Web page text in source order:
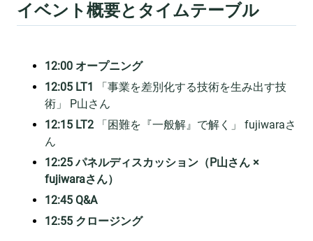
イベント概要とタイムテーブル
12:00 オープニング
12:05 LT1
「事業を差別化する技術を生み出す技
術」 P山さん
12:15 LT2 「困難を『一般解』で解く」 fujiwaraさ
ん
12:25 パネルディスカッション（P山さん ×
fujiwaraさん）
12:45 Q&A
12:55 クロージング